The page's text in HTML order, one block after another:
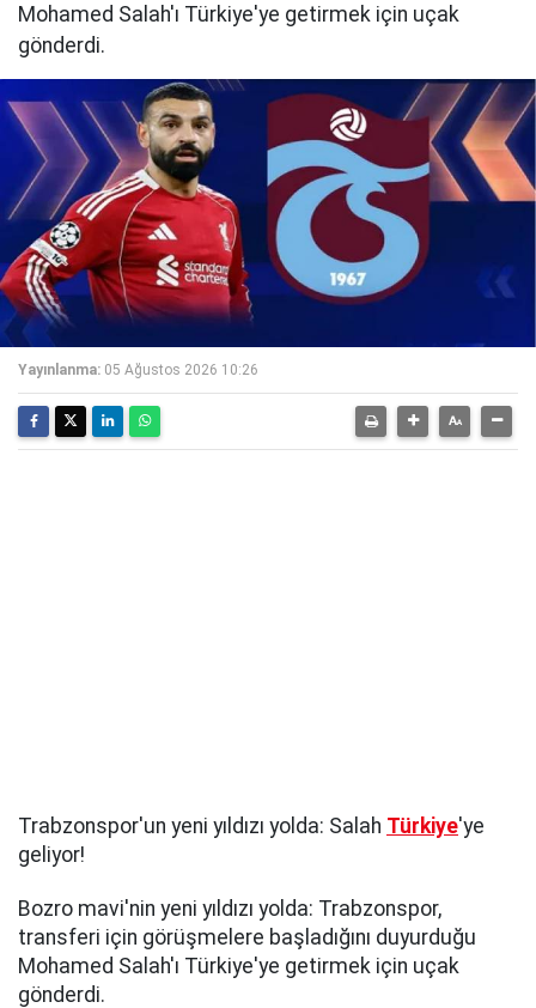
Mohamed Salah'ı Türkiye'ye getirmek için uçak
gönderdi.
Yayınlanma: 05 Ağustos 2026 10:26
Trabzonspor'un yeni yıldızı yolda: Salah Türkiye'ye
geliyor!
Bozro mavi'nin yeni yıldızı yolda: Trabzonspor,
transferi için görüşmelere başladığını duyurduğu
Mohamed Salah'ı Türkiye'ye getirmek için uçak
gönderdi.